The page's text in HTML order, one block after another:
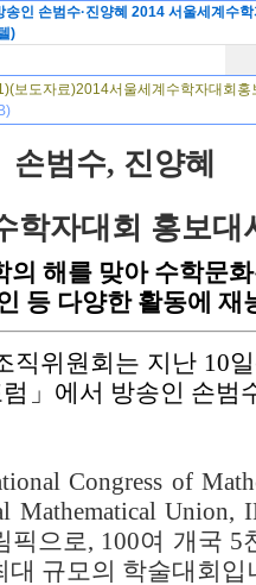
송인 손범수·진양혜 2014 서울세계수
)
보도자료)2014서울세계수학자대회홍
손범수, 진양혜
학자대회 홍보대
의 해를 맞아 수학문
등 다양한 활동에 재
직위원회는 지난10일
」에서 방송인 손범
Congress of
Mathematical Union,
픽으로, 100여 개국 5
대 규모의 학술대회입